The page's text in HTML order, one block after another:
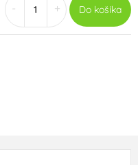
+ Do košíka